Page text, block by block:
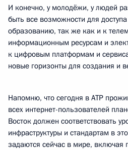
И конечно, у молодёжи, у людей
быть все возможности для
образованию, так же как и к
информационным ресурсам и
к цифровым платформам и
новые горизонты для создания и
Напомню, что сегодня в АТР
всех интернет-пользователей
Восток должен соответствовать
инфраструктуры и стандартам в
задаются сейчас в мире, включая